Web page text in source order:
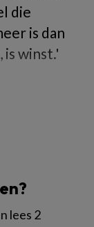
die
is dan
winst.'
lees 2